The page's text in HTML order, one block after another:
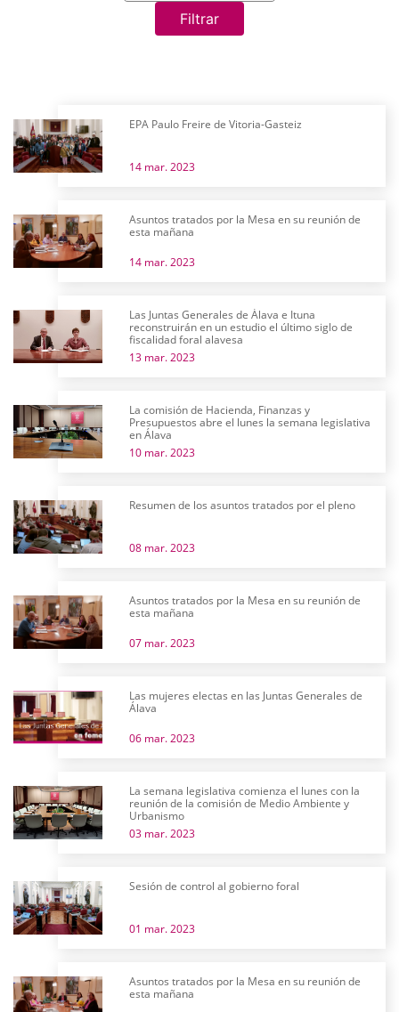
Filtrar
EPA Paulo Freire de Vitoria-Gasteiz
14 mar. 2023
Asuntos tratados por la Mesa en su reunión de
esta mañana
14 mar. 2023
Las Juntas Generales de Álava e Ituna
reconstruirán en un estudio el último siglo de
fiscalidad foral alavesa
13 mar. 2023
La comisión de Hacienda, Finanzas y
Presupuestos abre el lunes la semana legislativa
en Álava
10 mar. 2023
Resumen de los asuntos tratados por el pleno
08 mar. 2023
Asuntos tratados por la Mesa en su reunión de
esta mañana
07 mar. 2023
Las mujeres electas en las Juntas Generales de
Álava
06 mar. 2023
La semana legislativa comienza el lunes con la
reunión de la comisión de Medio Ambiente y
Urbanismo
03 mar. 2023
Sesión de control al gobierno foral
01 mar. 2023
Asuntos tratados por la Mesa en su reunión de
esta mañana